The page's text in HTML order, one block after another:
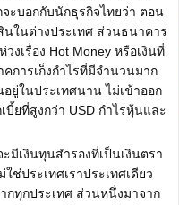
ะบอกกับนักธุรกิจไทยว่า ตอน
ในต่างประเทศ ส่วนธนาคาร
งเรื่อง Hot Money หรือเงินที่
คการเก็งกำไรที่มีจำนวนมาก
อยู่ในประเทศนาน ไม่เข้าออก
บี้ยที่สูงกว่า USD กำไรหุ้นและ
มีเงินทุนสำรองที่เป็นเงินตรา
ช่ประเทศเราประเทศเดียว
กทุกประเทศ ส่วนหนึ่งมาจาก